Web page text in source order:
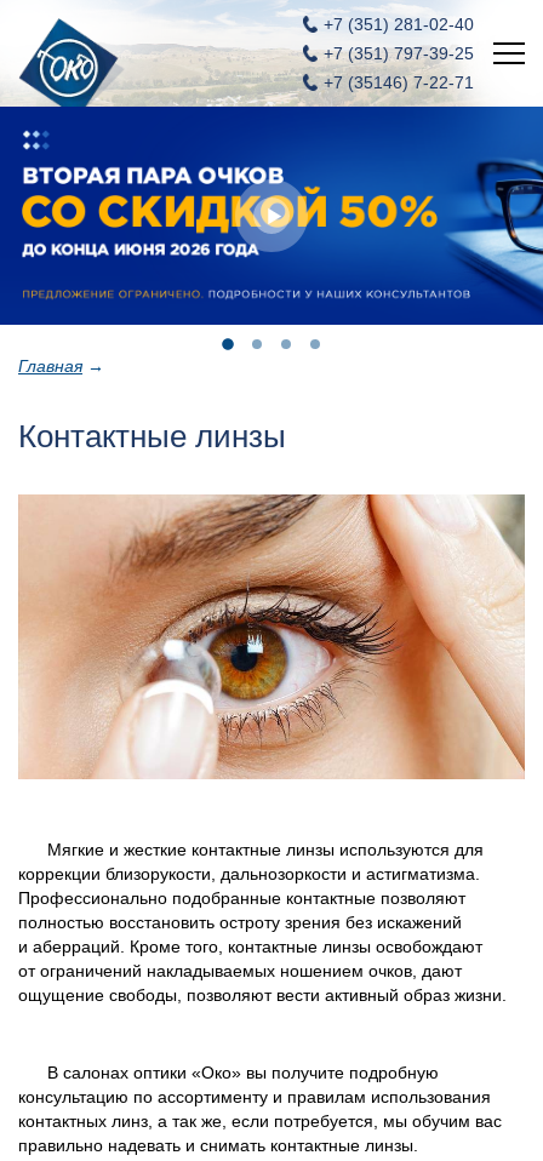
+7 (351) 281-02-40
+7 (351)797-39-25
+7 (35146) 7-22-71
Главная
Новости
Услуги
Акции
ОКО - салон оптики и контактных линз
написать нам как проехать
Главная →
Контактные линзы
Мягкие и жесткие контактные линзы используются для
коррекции близорукости, дальнозоркости и астигматизма.
Профессионально подобранные контактные позволяют
полностью восстановить остроту зрения без искажений
и аберраций. Кроме того, контактные линзы освобождают
от ограничений накладываемых ношением очков, дают
ощущение свободы, позволяют вести активный образ жизни.
В салонах оптики «Око» вы получите подробную
консультацию по ассортименту и правилам использования
контактных линз, а так же, если потребуется, мы обучим вас
правильно надевать и снимать контактные линзы.